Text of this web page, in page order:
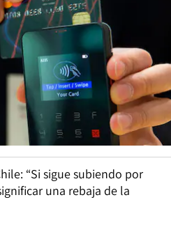
“Si sigue subiendo por
una rebaja de la